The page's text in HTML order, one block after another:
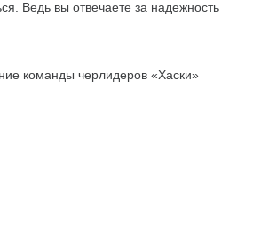
Ведь вы отвечаете за надежность
команды черлидеров «Хаски»